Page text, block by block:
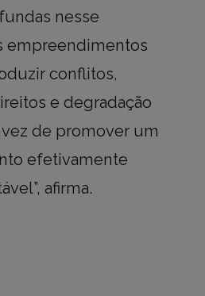
nesse
empreendimentos
conflitos,
e degradação
de promover um
efetivamente
afirma.